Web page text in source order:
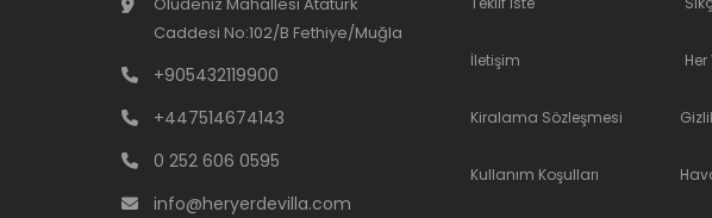
Caddesi No:102/B Fethiye/Muğla
+905432119900
+447514674143
0 252 606 0595
info@heryerdevilla.com
İletişim
Kiralama Sözleşmesi
Kullanım Koşulları